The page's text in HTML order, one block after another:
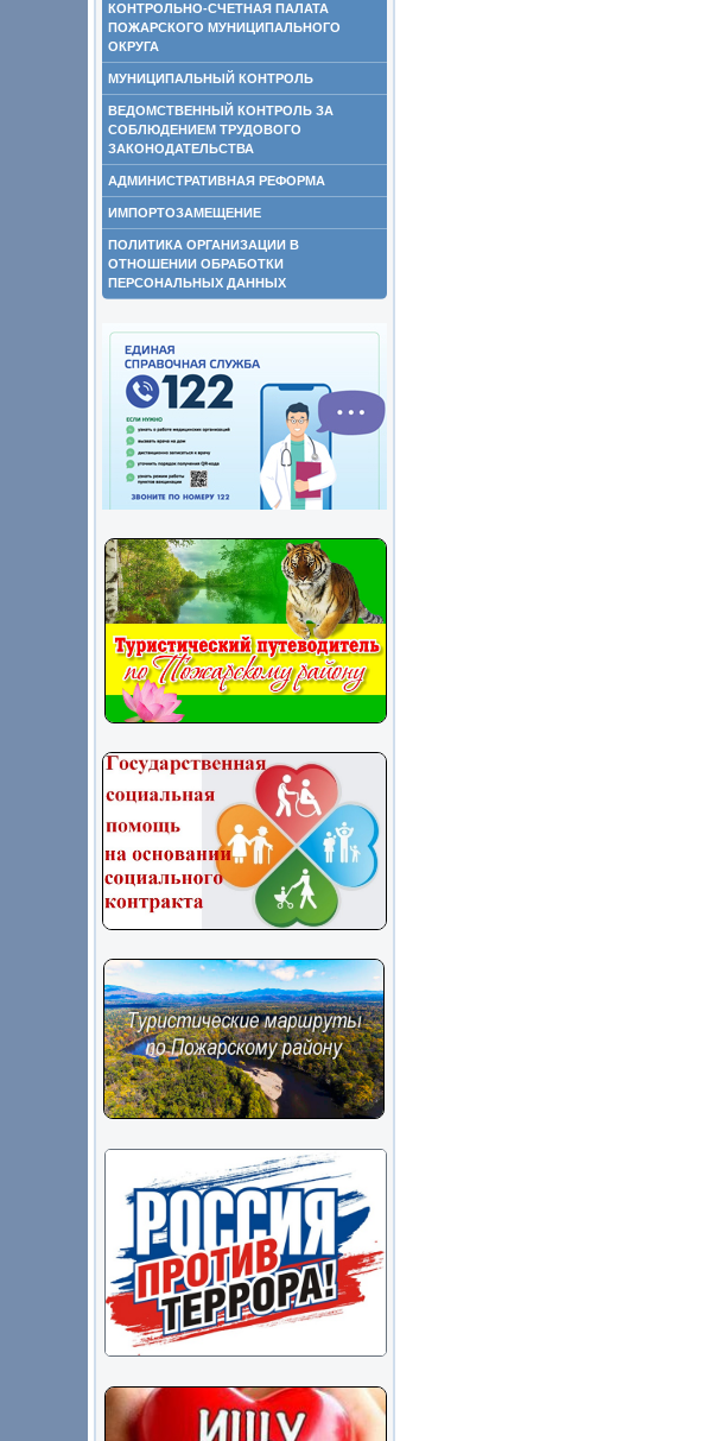
КОНТРОЛЬНО-СЧЕТНАЯ ПАЛАТА
ПОЖАРСКОГО МУНИЦИПАЛЬНОГО
ОКРУГА
МУНИЦИПАЛЬНЫЙ КОНТРОЛЬ
ВЕДОМСТВЕННЫЙ КОНТРОЛЬ ЗА
СОБЛЮДЕНИЕМ ТРУДОВОГО
ЗАКОНОДАТЕЛЬСТВА
АДМИНИСТРАТИВНАЯ РЕФОРМА
ИМПОРТОЗАМЕЩЕНИЕ
ПОЛИТИКА ОРГАНИЗАЦИИ В
ОТНОШЕНИИ ОБРАБОТКИ
ПЕРСОНАЛЬНЫХ ДАННЫХ